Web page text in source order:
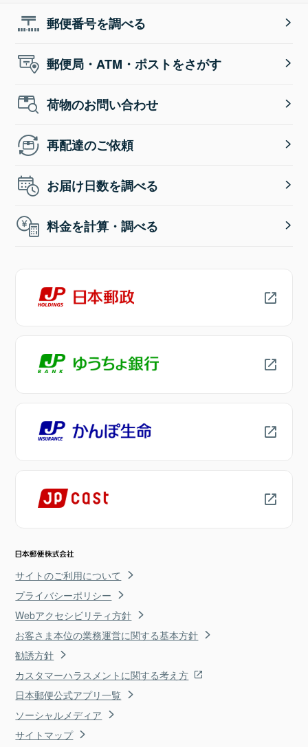
郵便番号を調べる
郵便局・ATM・ポストをさがす
荷物のお問い合わせ
再配達のご依頼
お届け日数を調べる
料金を計算・調べる
サイトのご利用について
プライバシーポリシー
Webアクセシビリティ方針
お客さま本位の業務運営に関する基本方針
勧誘方針
カスタマーハラスメントに関する考え方
日本郵便公式アプリ一覧
ソーシャルメディア
サイトマップ